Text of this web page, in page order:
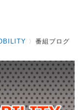
〉番組ブログ